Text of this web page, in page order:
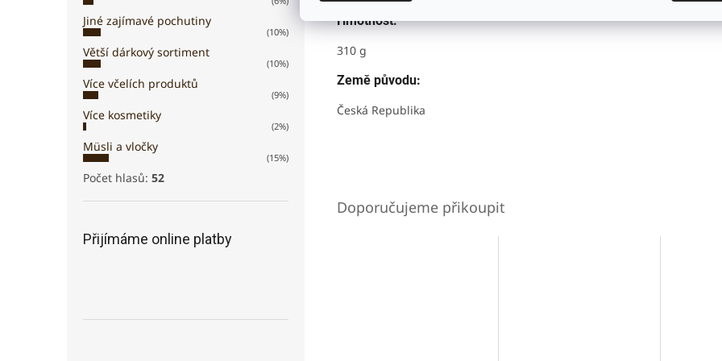
Jiné zajímavé pochutiny
(10%)
Větší dárkový sortiment
(10%)
Více včelích produktů
(9%)
Více kosmetiky
(2%)
Müsli a vločky
(15%)
Počet hlasů: 52
Přijímáme online platby
Hmotnost:
310 g
Země původu:
Česká Republika